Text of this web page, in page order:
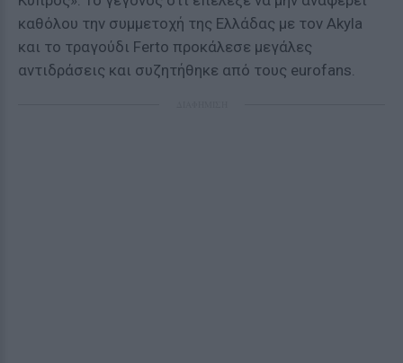
καθόλου την συμμετοχή της Ελλάδας με τον Akyla
και το τραγούδι Ferto προκάλεσε μεγάλες
αντιδράσεις και συζητήθηκε από τους eurofans.